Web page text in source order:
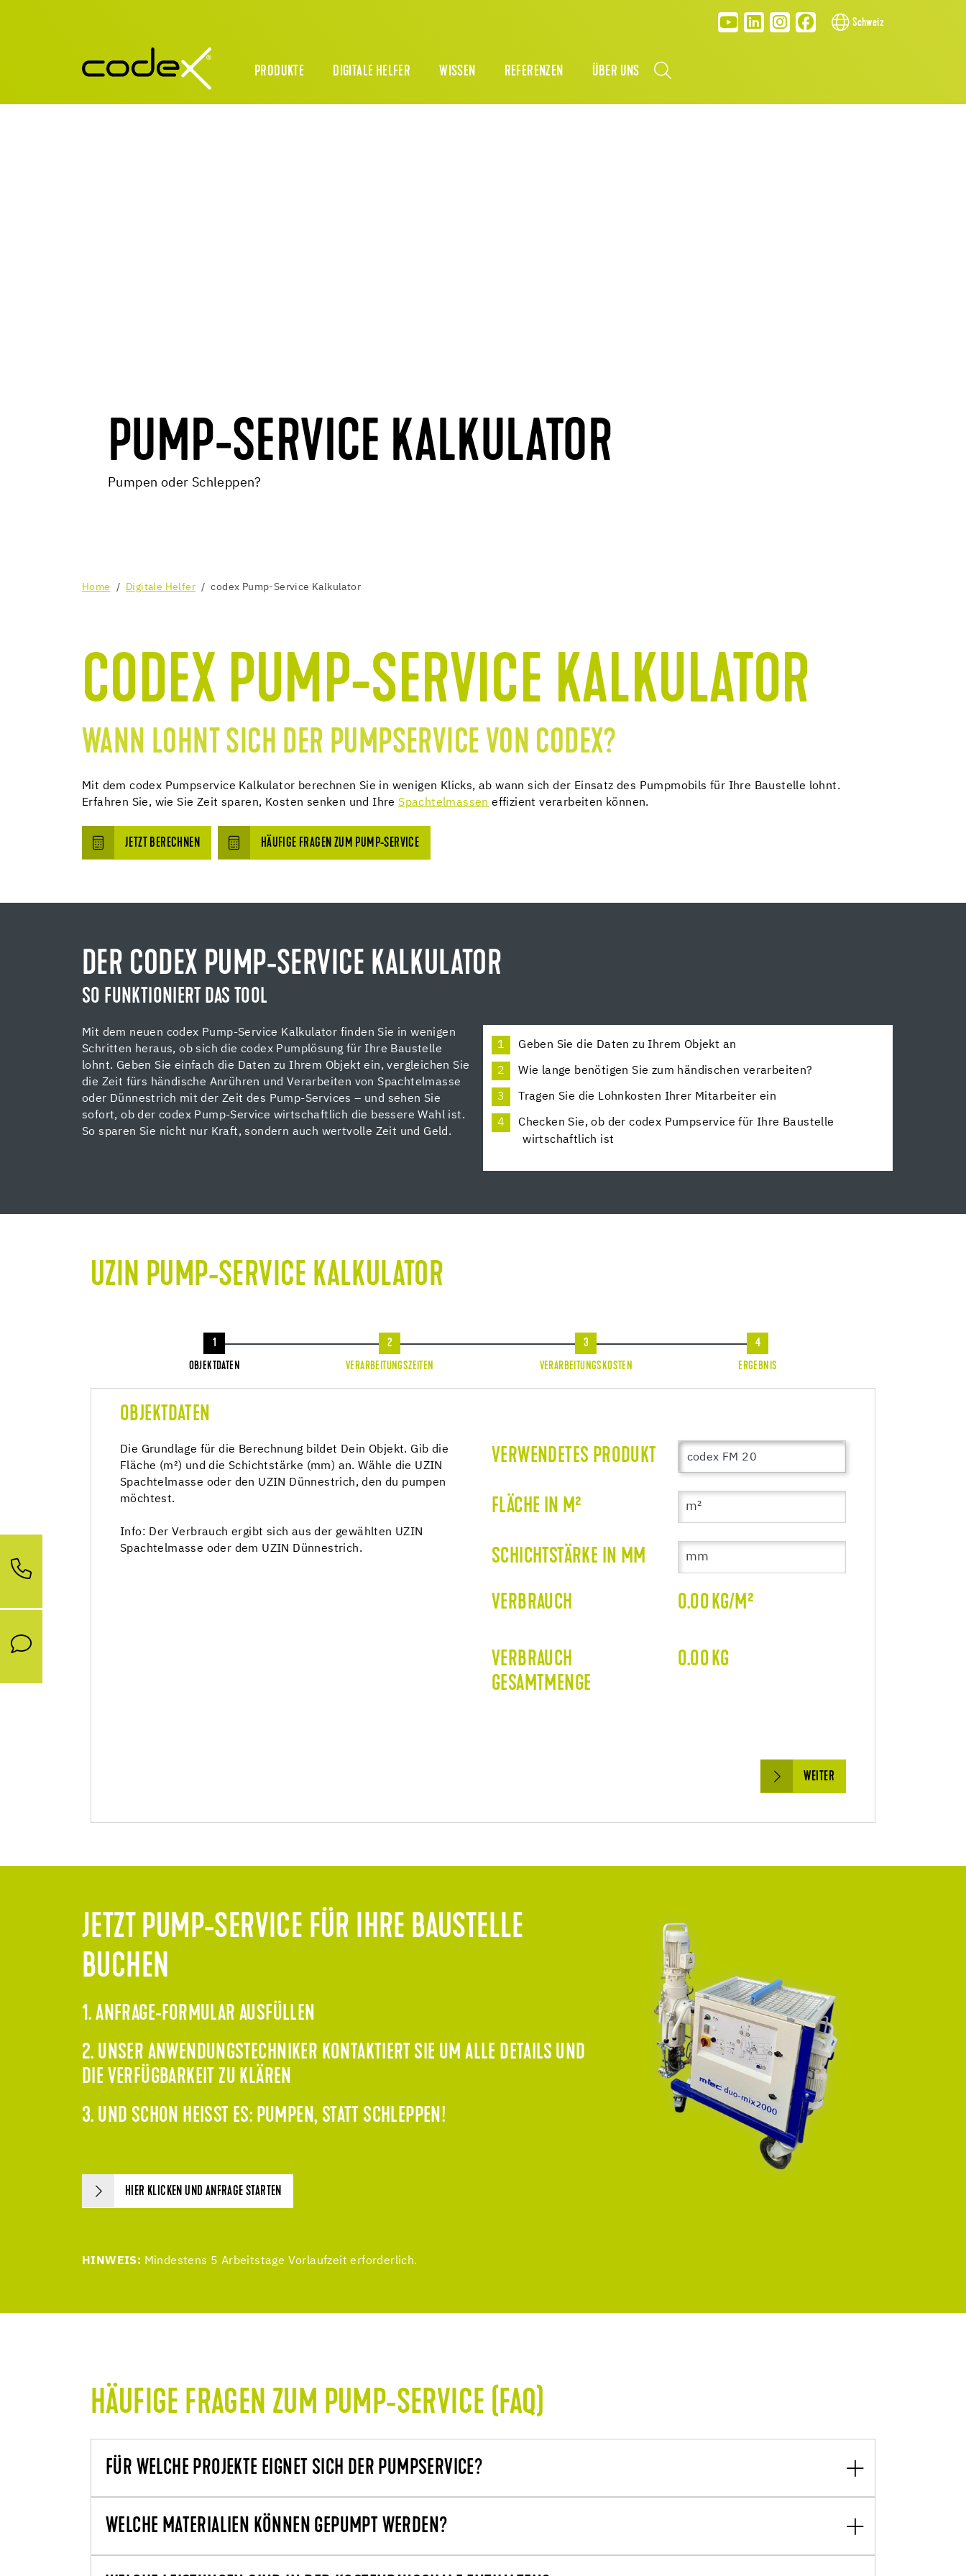
Schweiz
PRODUKTE DIGITALE HELFER WISSEN REFERENZEN ÜBER UNS
PUMP-SERVICE KALKULATOR
Pumpen oder Schleppen?
Home Digitale Helfer codex Pump-Service Kalkulator
CODEX PUMP-SERVICE KALKULATOR
WANN LOHNT SICH DER PUMPSERVICE VON CODEX?
Mit dem codex Pumpservice Kalkulator berechnen Sie in wenigen Klicks, ab wann sich der Einsatz des Pumpmobils für Ihre Baustelle lohnt.
Erfahren Sie, wie Sie Zeit sparen, Kosten senken und IhreSpachtelmassen effizient verarbeiten können.
JETZT BERECHNEN HÄUFIGE FRAGEN ZUM PUMP-SERVICE
DER CODEX PUMP-SERVICE KALKULATOR
SO FUNKTIONIERT DAS TOOL
Mit dem neuen codex Pump-Service Kalkulator finden Sie in wenigen
Schritten heraus, ob sich die codex Pumplösung für Ihre Baustelle
lohnt. Geben Sie einfach die Daten zu Ihrem Objekt ein, vergleichen Sie
die Zeit fürs händische Anrühren und Verarbeiten von Spachtelmasse
oder Dünnestrich mit der Zeit des Pump-Services – und sehen Sie
sofort, ob der codex Pump-Service wirtschaftlich die bessere Wahl ist.
So sparen Sie nicht nur Kraft, sondern auch wertvolle Zeit und Geld.
Geben Sie die Daten zu Ihrem Objekt an
Wie lange benötigen Sie zum händischen verarbeiten?
Tragen Sie die Lohnkosten Ihrer Mitarbeiter ein
Checken Sie, ob der codex Pumpservice für Ihre Baustelle
wirtschaftlich ist
UZIN PUMP-SERVICE KALKULATOR
1
OBJEKTDATEN
2
VERARBEITUNGSZEITEN
3
VERARBEITUNGSKOSTEN
4
ERGEBNIS
OBJEKTDATEN
Die Grundlage für die Berechnung bildet Dein Objekt. Gib die
Fläche (m²) und die Schichtstärke (mm) an. Wähle die UZIN
Spachtelmasse oder den UZIN Dünnestrich, den du pumpen
möchtest.
Info: Der Verbrauch ergibt sich aus der gewählten UZIN
Spachtelmasse oder dem UZIN Dünnestrich.
VERWENDETES PRODUKT codex FM 20
FLÄCHE IN M²
SCHICHTSTÄRKE IN MM
VERBRAUCH 0.00KG/M²
VERBRAUCH
GESAMTMENGE
0.00KG
WEITER
JETZT PUMP-SERVICE FÜR IHRE BAUSTELLE
BUCHEN
1. ANFRAGE-FORMULAR AUSFÜLLEN
2. UNSER ANWENDUNGSTECHNIKER KONTAKTIERT SIE UM ALLE DETAILS UND
DIE VERFÜGBARKEIT ZU KLÄREN
3. UND SCHON HEISST ES: PUMPEN, STATT SCHLEPPEN!
HIER KLICKEN UND ANFRAGE STARTEN
HINWEIS: Mindestens 5 Arbeitstage Vorlaufzeit erforderlich.
HÄUFIGE FRAGEN ZUM PUMP-SERVICE (FAQ)
FÜR WELCHE PROJEKTE EIGNET SICH DER PUMPSERVICE?
WELCHE MATERIALIEN KÖNNEN GEPUMPT WERDEN?